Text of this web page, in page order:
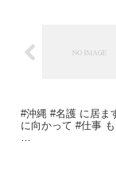
#沖縄 #名護 に居ま
に向かって #仕事